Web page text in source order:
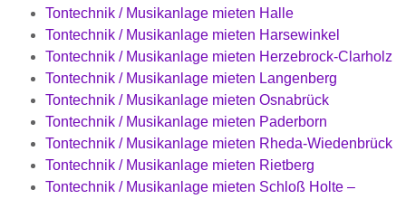
Tontechnik / Musikanlage mieten Halle
Tontechnik / Musikanlage mieten Harsewinkel
Tontechnik / Musikanlage mieten Herzebrock-Clarholz
Tontechnik / Musikanlage mieten Langenberg
Tontechnik / Musikanlage mieten Osnabrück
Tontechnik / Musikanlage mieten Paderborn
Tontechnik / Musikanlage mieten Rheda-Wiedenbrück
Tontechnik / Musikanlage mieten Rietberg
Tontechnik / Musikanlage mieten Schloß Holte –